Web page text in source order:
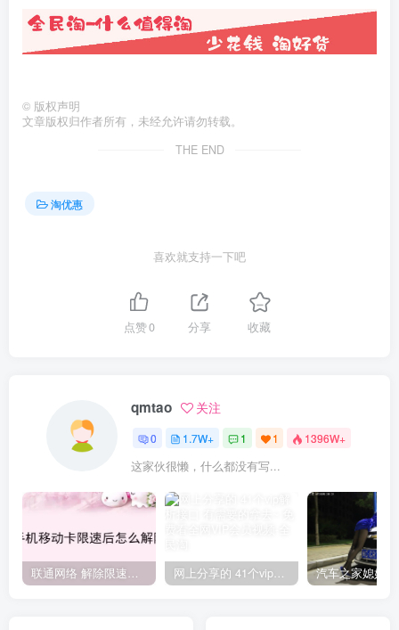
© 版权声明
文章版权归作者所有，未经允许请勿转载。
THE END
淘优惠
喜欢就支持一下吧
点赞0 分享 收藏
qmtao 关注
0 1.7W+ 1 1 1396W+
这家伙很懒，什么都没有写...
联通网络 解除限速方法参考！畅享、畅玩、老白干等及其它地区自测了 网上分享的 41个vip解析接口 有需要的拿去~ 免费看全网VIP会员视频